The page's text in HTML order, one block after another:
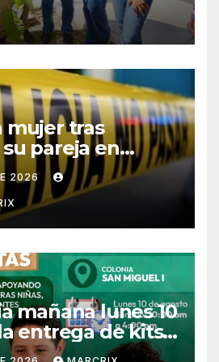
mujer tras
pareja en
2026
mañana lunes 10
entrega de kits
Cozumel